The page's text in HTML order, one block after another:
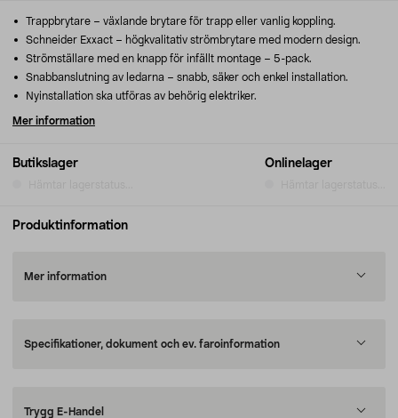
Butikslager Onlinelager
Trappbrytare – växlande brytare för trapp eller vanlig koppling.
Schneider Exxact – högkvalitativ strömbrytare med modern design.
Strömställare med en knapp för infällt montage – 5-pack.
Snabbanslutning av ledarna – snabb, säker och enkel installation.
Nyinstallation ska utföras av behörig elektriker.
Mer information
Produktinformation
Mer information
Specifikationer, dokument och ev. faroinformation
Trygg E-Handel